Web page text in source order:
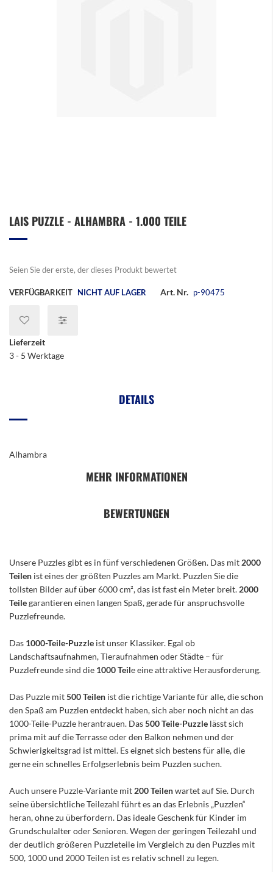
Anfang
LAIS PUZZLE - ALHAMBRA - 1.000 TEILE
Seien Sie der erste, der dieses Produkt bewertet
VERFÜGBARKEIT NICHT AUF LAGER Art. Nr. p-90475
Lieferzeit
3 - 5 Werktage
DETAILS
Alhambra
MEHR INFORMATIONEN
BEWERTUNGEN
Unsere Puzzles gibt es in fünf verschiedenen Größen. Das mit 2000
Teilen ist eines der größten Puzzles am Markt. Puzzlen Sie die
tollsten Bilder auf über 6000 cm², das ist fast ein Meter breit. 2000
Teilegarantieren einen langen Spaß, gerade für anspruchsvolle
Puzzlefreunde.
Das 1000-Teile-Puzzle ist unser Klassiker. Egal ob
Landschaftsaufnahmen, Tieraufnahmen oder Städte – für
Puzzlefreunde sind die 1000 Teile eine attraktive Herausforderung.
Das Puzzle mit500 Teilen ist die richtige Variante für alle, die schon
den Spaß am Puzzlen entdeckt haben, sich aber noch nicht an das
1000-Teile-Puzzle herantrauen. Das500 Teile-Puzzle lässt sich
prima mit auf die Terrasse oder den Balkon nehmen und der
Schwierigkeitsgrad ist mittel. Es eignet sich bestens für alle, die
gerne ein schnelles Erfolgserlebnis beim Puzzlen suchen.
Auch unsere Puzzle-Variante mit 200 Teilenwartet auf Sie. Durch
seine übersichtliche Teilezahl führt es an das Erlebnis „Puzzlen“
heran, ohne zu überfordern. Das ideale Geschenk für Kinder im
Grundschulalter oder Senioren. Wegen der geringen Teilezahl und
der deutlich größeren Puzzleteile im Vergleich zu den Puzzles mit
500, 1000 und 2000 Teilen ist es relativ schnell zu legen.